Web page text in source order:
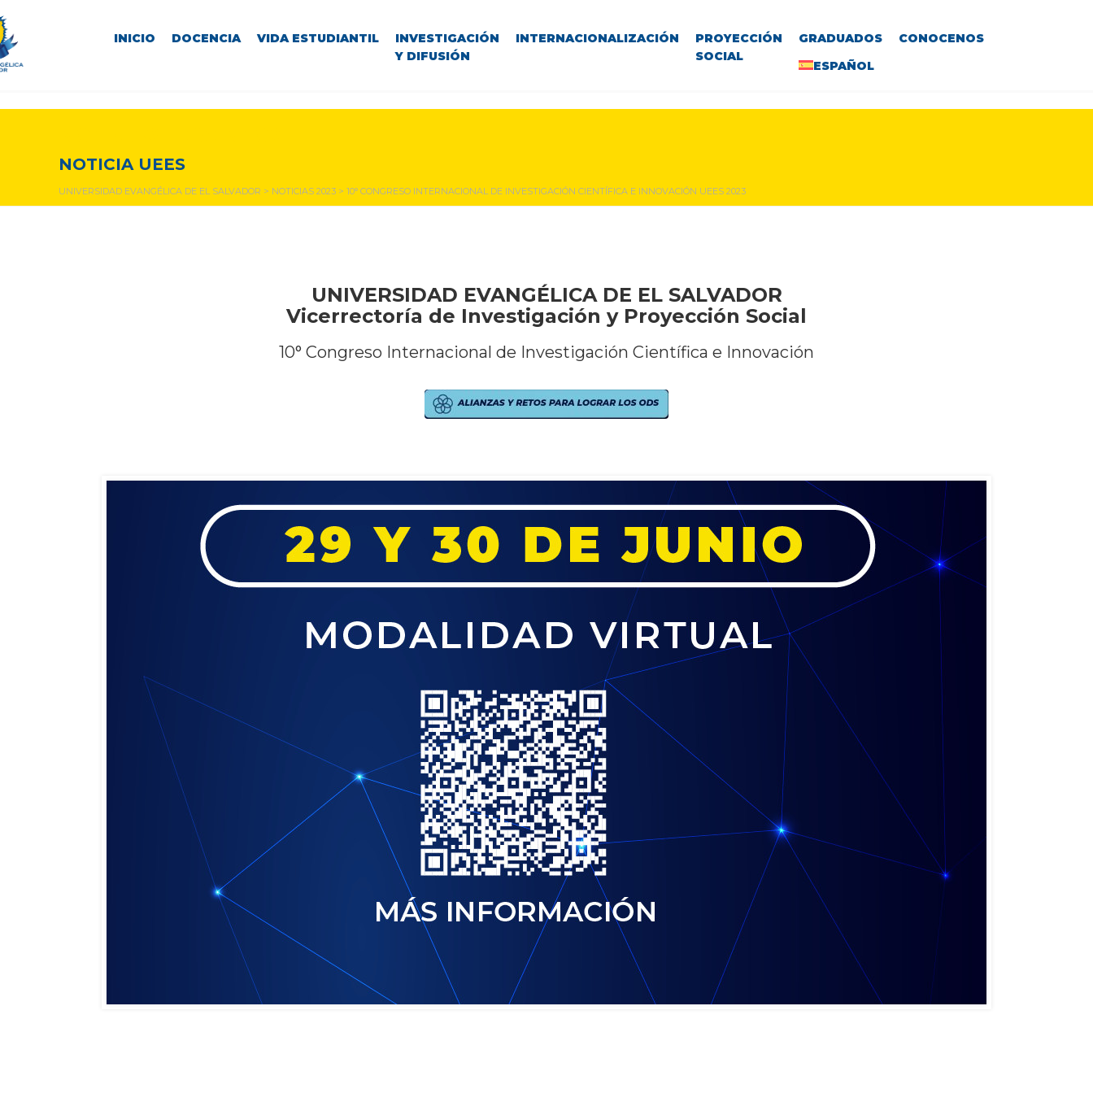
INICIO DOCENCIA VIDA ESTUDIANTIL
INVESTIGACIÓN
Y DIFUSIÓN
INTERNACIONALIZACIÓN
PROYECCIÓN
SOCIAL
GRADUADOS
CONOCENOS
ESPAÑOL
NOTICIA UEES
UNIVERSIDAD EVANGÉLICA DE EL SALVADOR > NOTICIAS 2023 > 10° CONGRESO INTERNACIONAL DE INVESTIGACIÓN CIENTÍFICA E INNOVACIÓN UEES 2023
UNIVERSIDAD EVANGÉLICA DE EL SALVADOR
Vicerrectoría de Investigación y Proyección Social
10° Congreso Internacional de Investigación Científica e Innovación